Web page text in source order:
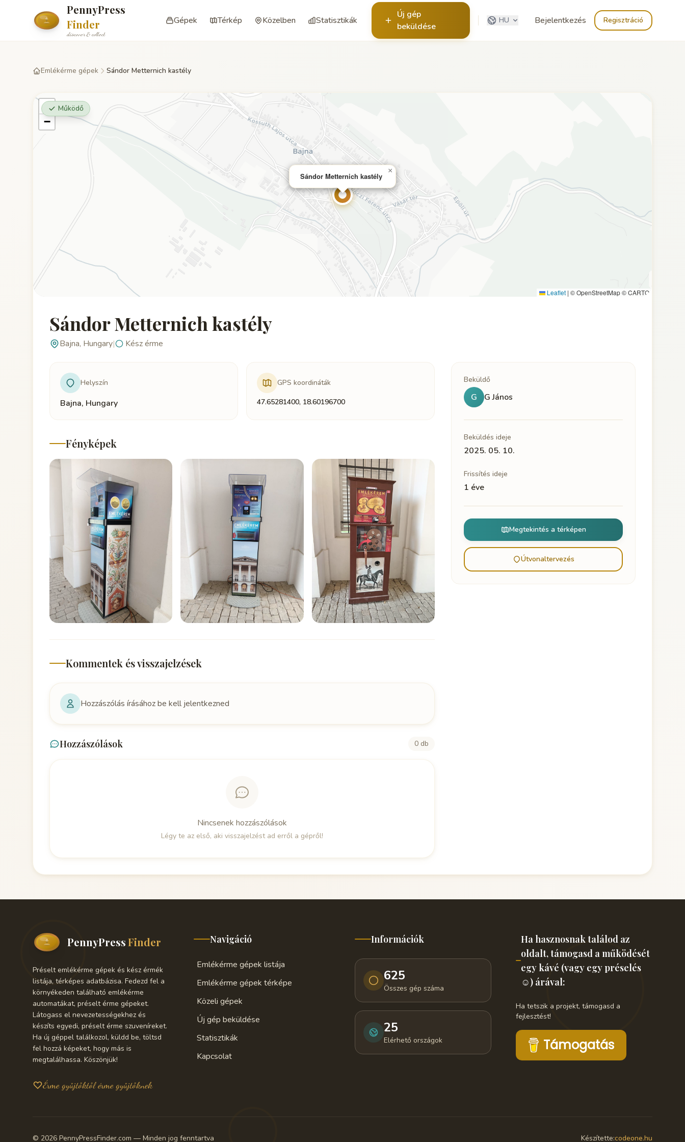
PennyPress
Finder
discover & collect
Gépek Térkép Közelben Statisztikák
Új gép
beküldése
HU Bejelentkezés Regisztráció
Emlékérme gépek Sándor Metternich kastély
Sándor Metternich kastély
×
+
−
Leaflet | © OpenStreetMap © CARTO
Működő
Sándor Metternich kastély
Bajna, Hungary| Kész érme
Helyszín
Bajna, Hungary
GPS koordináták
47.65281400, 18.60196700
Fényképek
Kommentek és visszajelzések
Hozzászólás írásához be kell jelentkezned
Hozzászólások 0 db
Nincsenek hozzászólások
Légy te az első, aki visszajelzést ad erről a gépről!
Beküldő
G G János
Beküldés ideje
2025. 05. 10.
Frissítés ideje
1 éve
Megtekintés a térképen
Útvonaltervezés
PennyPressFinder
Préselt emlékérme gépek és kész érmék
listája, térképes adatbázisa. Fedezd fel a
környékeden található emlékérme
automatákat, préselt érme gépeket.
Látogass el nevezetességekhez és
készíts egyedi, préselt érme szuveníreket.
Ha új géppel találkozol, küldd be, töltsd
fel hozzá képeket, hogy más is
megtalálhassa. Köszönjük!
Érme gyűjtőktől érme gyűjtőknek
Navigáció
Emlékérme gépek listája
Emlékérme gépek térképe
Közeli gépek
Új gép beküldése
Statisztikák
Kapcsolat
Információk
625
Összes gép száma
25
Elérhető országok
Ha hasznosnak találod az
oldalt, támogasd a működését
egy kávé (vagy egy préselés
☺️) árával:
Ha tetszik a projekt, támogasd a
fejlesztést!
Támogatás
© 2026 PennyPressFinder.com — Minden jog fenntartva Készítette:codeone.hu